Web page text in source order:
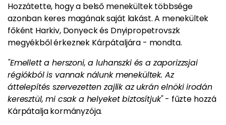
Hozzátette, hogy a belső menekültek többsége
azonban keres magának saját lakást. A menekültek
főként Harkiv, Donyeck és Dnyipropetrovszk
megyékből érkeznek Kárpátaljára - mondta.
"Emellett a herszoni, a luhanszki és a zaporizzsjai
régiókból is vannak nálunk menekültek. Az
áttelepítés szervezetten zajlik az ukrán elnöki irodán
keresztül, mi csak a helyeket biztosítjuk"- fűzte hozzá
Kárpátalja kormányzója.